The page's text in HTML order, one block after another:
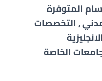
المتوفرة
, التخصصات
الخاصة